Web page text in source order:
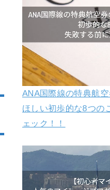
ANA国際線の特典航
ほしい初歩的な8つの
ェック！！